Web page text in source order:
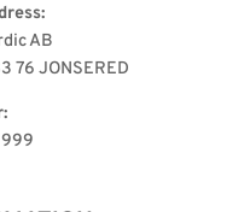
AB
76 JONSERED